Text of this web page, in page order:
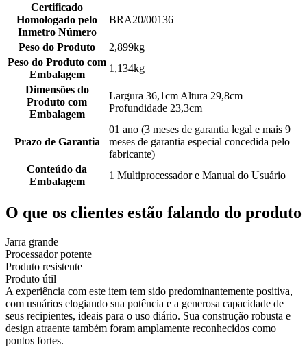
Certificado
Homologado pelo
Inmetro Número
BRA20/00136
Peso do Produto
2,899kg
Peso do Produto com
Embalagem
1,134kg
Dimensões do
Produto com
Embalagem
Largura 36,1cm Altura 29,8cm
Profundidade 23,3cm
Prazo de Garantia
01 ano (3 meses de garantia legal e mais 9
meses de garantia especial concedida pelo
fabricante)
Conteúdo da
Embalagem
1 Multiprocessador e Manual do Usuário
O que os clientes estão falando do produto
Jarra grande
Processador potente
Produto resistente
Produto útil
A experiência com este item tem sido predominantemente positiva,
com usuários elogiando sua potência e a generosa capacidade de
seus recipientes, ideais para o uso diário. Sua construção robusta e
design atraente também foram amplamente reconhecidos como
pontos fortes.